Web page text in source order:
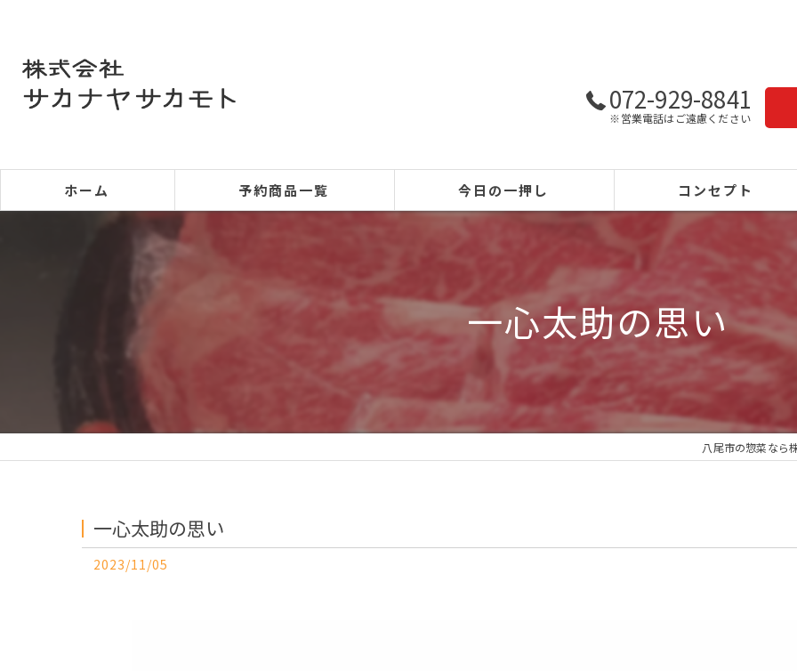
072-929-8841
※営業電話はご遠慮ください
ホーム 予約商品一覧 今日の一押し コンセプト
一心太助の思い
八尾市の惣菜なら
一心太助の思い
2023/11/05